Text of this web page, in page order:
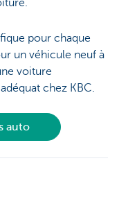
pour chaque
un véhicule neuf à
voiture
chez KBC.
auto